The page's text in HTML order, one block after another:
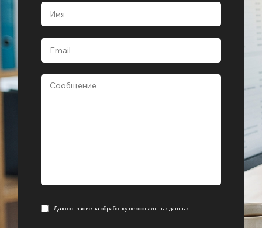
Даю согласие на обработку персональных данных